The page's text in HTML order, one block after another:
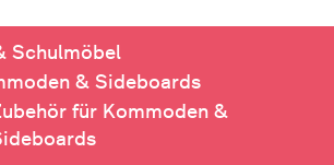
Schulmöbel
& Sideboards
für Kommoden &